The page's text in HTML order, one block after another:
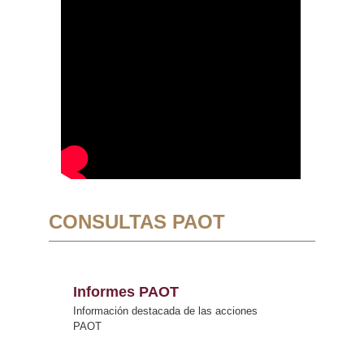
CONSULTAS PAOT
Informes PAOT
Información destacada de las acciones
PAOT